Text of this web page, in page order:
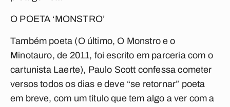
O POETA ‘MONSTRO’
Também poeta (O último, O Monstro e o
Minotauro, de 2011, foi escrito em parceria com o
cartunista Laerte), Paulo Scott confessa cometer
versos todos os dias e deve “se retornar” poeta
em breve, com um título que tem algo a ver com a